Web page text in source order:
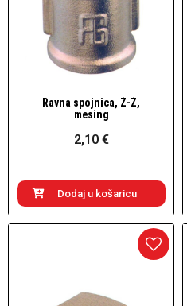
Brzi pogled
Ravna spojnica, Ž-Ž,
mesing
2,10 €
Dodaj u košaricu